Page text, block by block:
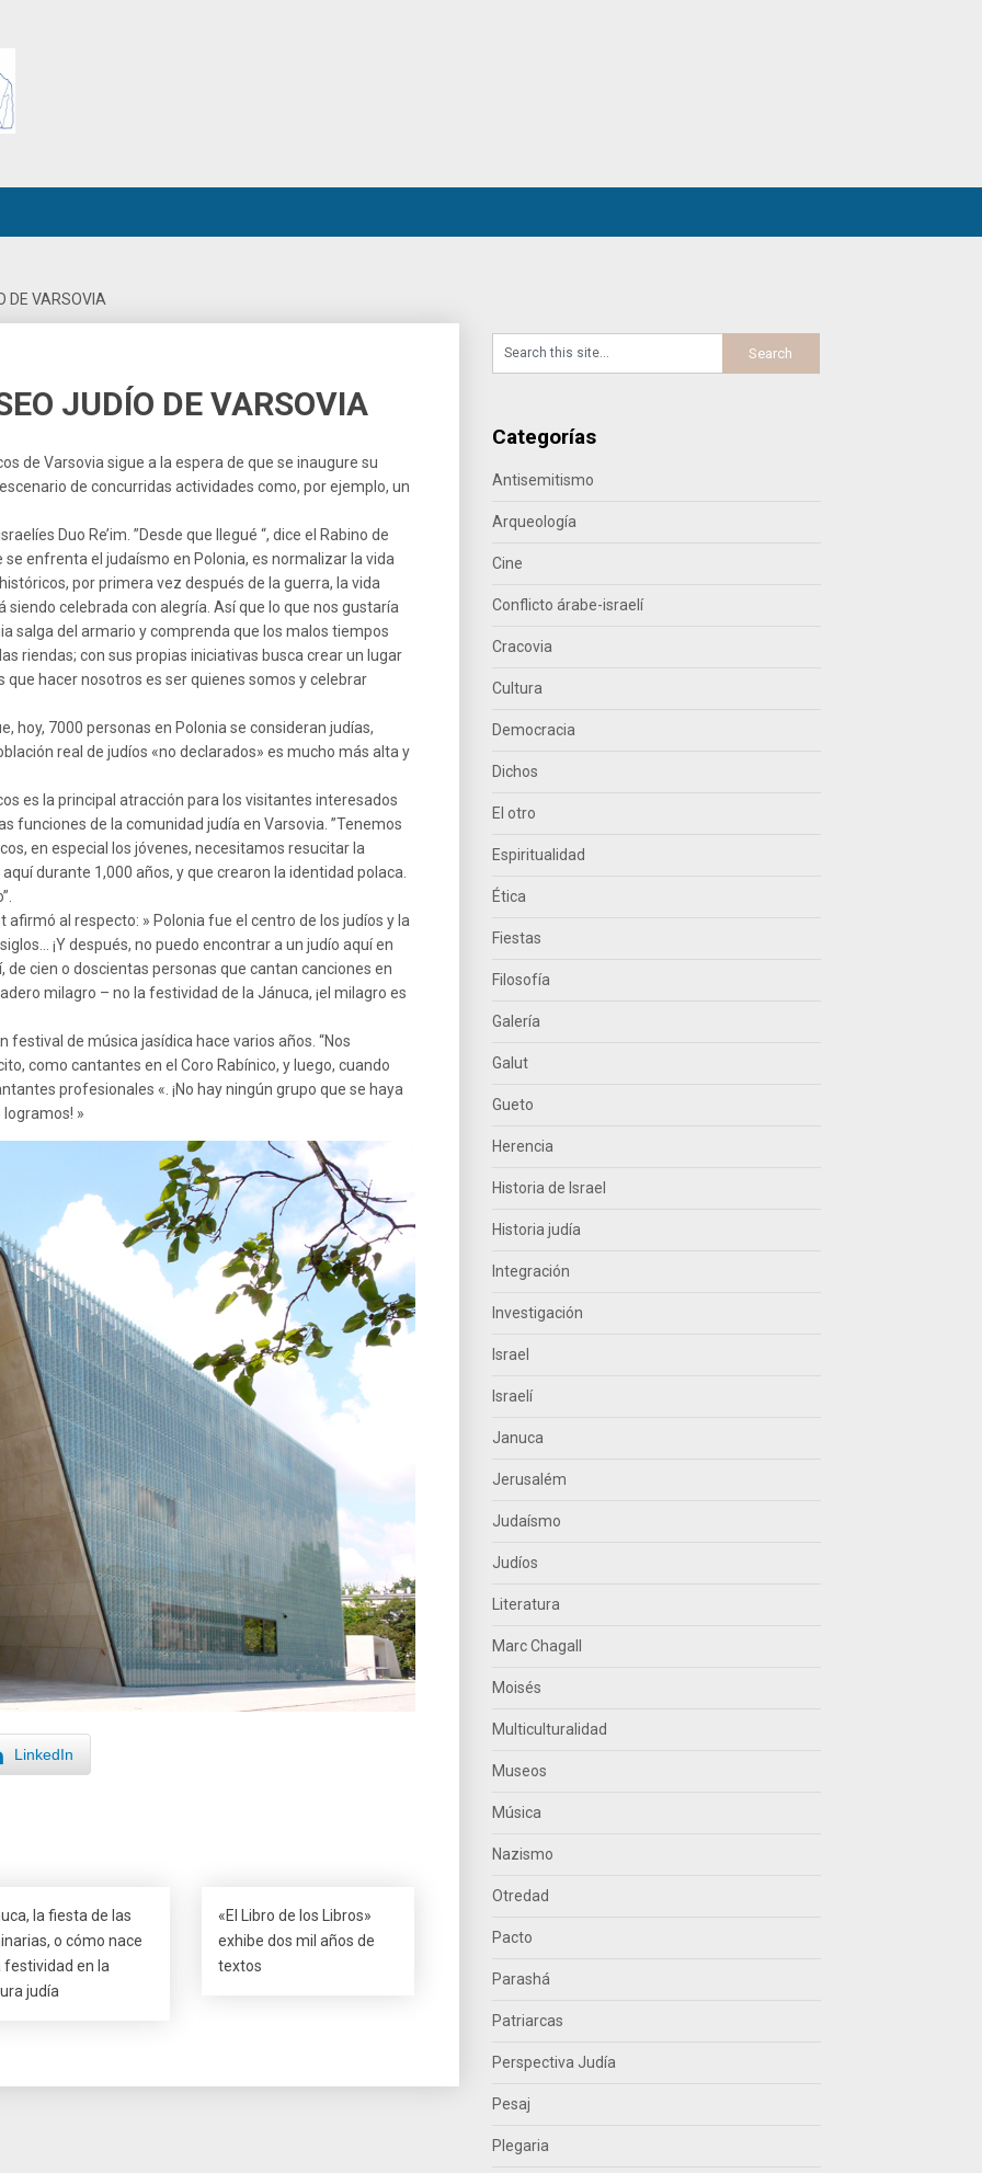
DE VARSOVIA
JUDÍO DE VARSOVIA
de Varsovia sigue a la espera de que se inaugure su
de concurridas actividades como, por ejemplo, un
Duo Re’im. ”Desde que llegué “, dice el Rabino de
enfrenta el judaísmo en Polonia, es normalizar la vida
por primera vez después de la guerra, la vida
siendo celebrada con alegría. Así que lo que nos gustaría
salga del armario y comprenda que los malos tiempos
riendas; con sus propias iniciativas busca crear un lugar
hacer nosotros es ser quienes somos y celebrar
hoy, 7000 personas en Polonia se consideran judías,
real de judíos «no declarados» es mucho más alta y
es la principal atracción para los visitantes interesados
funciones de la comunidad judía en Varsovia. ”Tenemos
en especial los jóvenes, necesitamos resucitar la
durante 1,000 años, y que crearon la identidad polaca.
afirmó al respecto: » Polonia fue el centro de los judíos y la
¡Y después, no puedo encontrar a un judío aquí en
de cien o doscientas personas que cantan canciones en
milagro – no la festividad de la Jánuca, ¡el milagro es
festival de música jasídica hace varios años. “Nos
como cantantes en el Coro Rabínico, y luego, cuando
profesionales «. ¡No hay ningún grupo que se haya
»
LinkedIn
la fiesta de las
o cómo nace
festividad en la
judía
«El Libro de los Libros»
exhibe dos mil años de
textos
Categorías
Antisemitismo
Arqueología
Cine
Conflicto árabe-israelí
Cracovia
Cultura
Democracia
Dichos
El otro
Espiritualidad
Ética
Fiestas
Filosofía
Galería
Galut
Gueto
Herencia
Historia de Israel
Historia judía
Integración
Investigación
Israel
Israelí
Januca
Jerusalém
Judaísmo
Judíos
Literatura
Marc Chagall
Moisés
Multiculturalidad
Museos
Música
Nazismo
Otredad
Pacto
Parashá
Patriarcas
Perspectiva Judía
Pesaj
Plegaria